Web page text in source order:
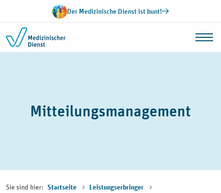
Zum Inhalt springenDer Medizinische Dienst ist bunt!
Mitteilungsmanagement
Sie sind hier: Startseite Leistungserbringer